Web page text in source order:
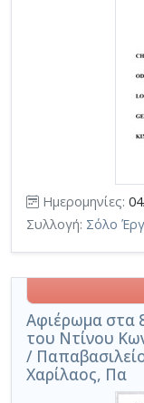
Ημερομηνίες:
Συλλογή: Σόλο
Αφιέρωμα στα
του Ντίνου
/
Χαρίλαος, Πα